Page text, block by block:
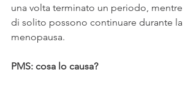
una volta terminato un periodo, mentre
di solito possono continuare durante la
menopausa.
PMS: cosa lo causa?